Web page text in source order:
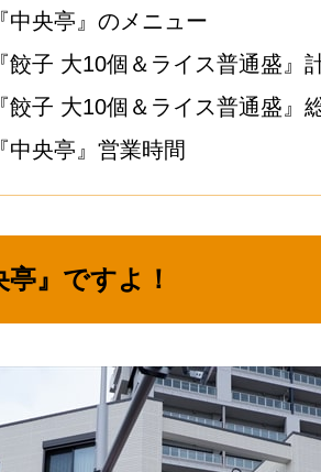
『中央亭』のメニュー
『餃子 大10個＆ライス普通盛』
『餃子 大10個＆ライス普通盛』
『中央亭』営業時間
』ですよ！